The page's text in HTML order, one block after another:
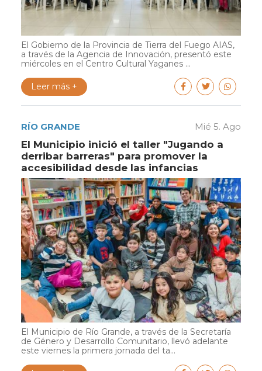
El Gobierno de la Provincia de Tierra del Fuego AIAS,
a través de la Agencia de Innovación, presentó este
miércoles en el Centro Cultural Yaganes ...
Leer más +
RÍO GRANDE Mié 5. Ago
El Municipio inició el taller "Jugando a
derribar barreras" para promover la
accesibilidad desde las infancias
El Municipio de Río Grande, a través de la Secretaría
de Género y Desarrollo Comunitario, llevó adelante
este viernes la primera jornada del ta...